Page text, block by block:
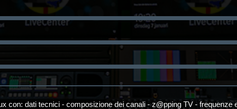
con: dati tecnici - composizione dei canali - z@pping TV - frequenze